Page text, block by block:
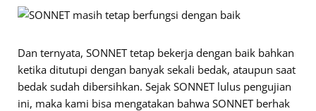
Dan ternyata, SONNET tetap bekerja dengan baik bahkan
ketika ditutupi dengan banyak sekali bedak, ataupun saat
bedak sudah dibersihkan. Sejak SONNET lulus pengujian
ini, maka kami bisa mengatakan bahwa SONNET berhak